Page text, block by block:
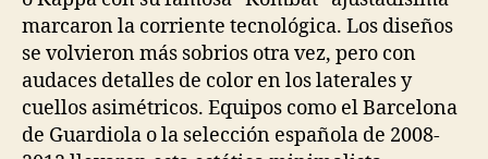
marcaron la corriente tecnológica. Los diseños
se volvieron más sobrios otra vez, pero con
audaces detalles de color en los laterales y
cuellos asimétricos. Equipos como el Barcelona
de Guardiola o la selección española de 2008-